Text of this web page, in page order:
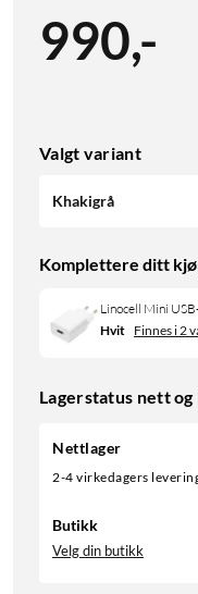
990,-
Valgt variant
Khakigrå
Komplettere ditt
Linocell Mini
Hvit Finnes i 2
Lagerstatus nett
Nettlager
2-4 virkedagers
Butikk
Velg din butikk